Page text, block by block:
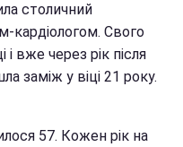
столичний
кардіологом. Свого
і вже через рік після
заміж у віці 21 року.
57. Кожен рік на